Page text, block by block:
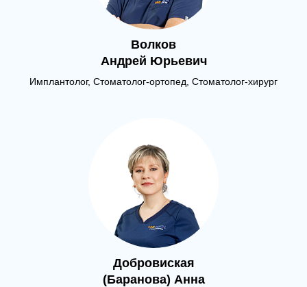
Волков
Андрей Юрьевич
Имплантолог, Стоматолог-ортопед, Стоматолог-хирург
Добровиская
(Баранова) Анна